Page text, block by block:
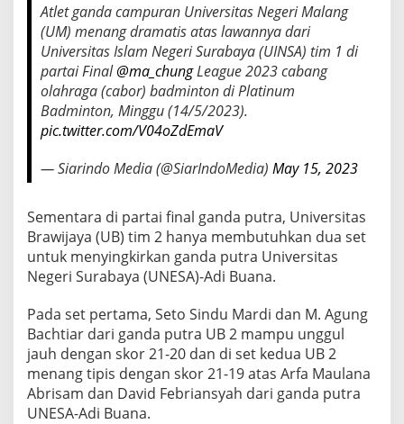
A
B
O
R
B
A
D
M
I
T
Atlet ganda campuran Universitas Negeri Malang
(UM) menang dramatis atas lawannya dari
Universitas Islam Negeri Surabaya (UINSA) tim 1 di
partai Final@ma_chungLeague 2023 cabang
olahraga (cabor) badminton di Platinum
Badminton, Minggu (14/5/2023).
pic.twitter.com/V04oZdEmaV
— Siarindo Media (@SiarIndoMedia) May 15, 2023
Sementara di partai final ganda putra, Universitas
Brawijaya (UB) tim 2 hanya membutuhkan dua set
untuk menyingkirkan ganda putra Universitas
Negeri Surabaya (UNESA)-Adi Buana.
Pada set pertama, Seto Sindu Mardi dan M. Agung
Bachtiar dari ganda putra UB 2 mampu unggul
jauh dengan skor 21-20 dan di set kedua UB 2
menang tipis dengan skor 21-19 atas Arfa Maulana
Abrisam dan David Febriansyah dari ganda putra
UNESA-Adi Buana.